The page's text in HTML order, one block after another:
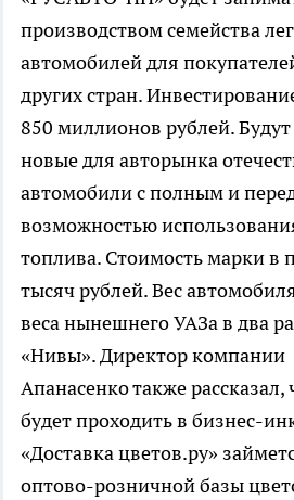
производством семейства
автомобилей для
других стран.
850 миллионов рублей. Будут
новые для авторынка
автомобили с полным и
возможностью
топлива. Стоимость марки в
тысяч рублей. Вес
веса нынешнего УАЗа в два
«Нивы». Директор
Апанасенко также рассказал,
будет проходить в бизнес-
«Доставка цветов.ру»
оптово-розничной базы